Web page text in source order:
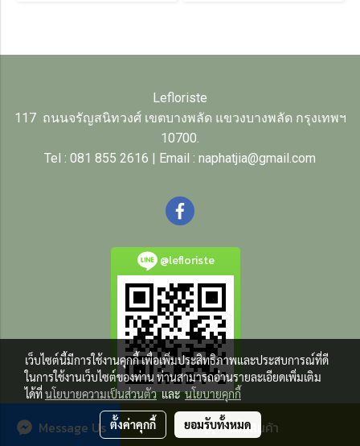
สั่งซื้อสินค้า
Message Us
Lefloriste
117 ถนนจรัญสนิทวงศ์ เขตบางพลัด แขวงบางพลัด กรุงเทพฯ
10700.
Tel : 081 855 2616 | Email : naphatjia@gmail.com
@lefloriste
© Copyright 2018 All Rights Reserved
เว็บไซต์นี้มีการใช้งานคุกกี้ เพื่อเพิ่มประสิทธิภาพและประสบการณ์ที่ดี
ในการใช้งานเว็บไซต์ของท่าน ท่านสามารถอ่านรายละเอียดเพิ่มเติม
ได้ที่นโยบายความเป็นส่วนตัวและนโยบายคุกกี้
ตั้งค่าคุกกี้ ยอมรับทั้งหมด